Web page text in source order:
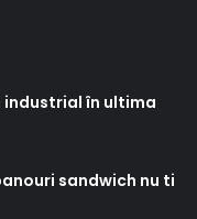
industrial în ultima
sandwich nu ti